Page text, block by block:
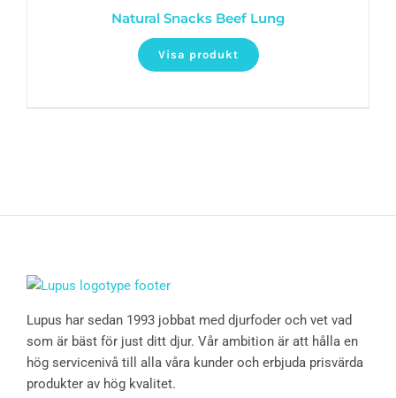
Natural Snacks Beef Lung
Visa produkt
Lupus har sedan 1993 jobbat med djurfoder och vet vad
som är bäst för just ditt djur. Vår ambition är att hålla en
hög servicenivå till alla våra kunder och erbjuda prisvärda
produkter av hög kvalitet.